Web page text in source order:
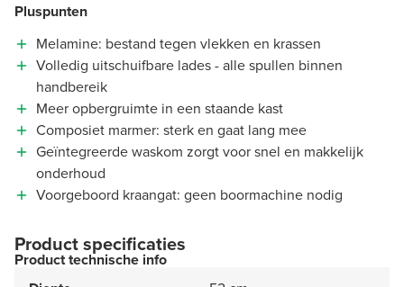
Pluspunten
Melamine: bestand tegen vlekken en krassen
Volledig uitschuifbare lades - alle spullen binnen
handbereik
Meer opbergruimte in een staande kast
Composiet marmer: sterk en gaat lang mee
Geïntegreerde waskom zorgt voor snel en makkelijk
onderhoud
Voorgeboord kraangat: geen boormachine nodig
Product specificaties
Product technische info